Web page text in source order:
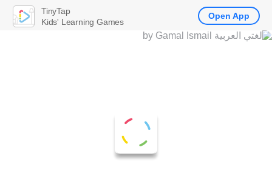
TinyTap
Kids' Learning Games
Open App